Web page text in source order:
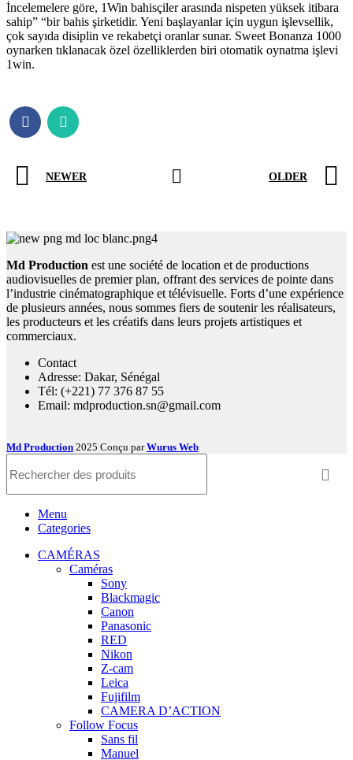
İncelemelere göre, 1Win bahisçiler arasında nispeten yüksek itibara
sahip” “bir bahis şirketidir. Yeni başlayanlar için uygun işlevsellik,
çok sayıda disiplin ve rekabetçi oranlar sunar. Sweet Bonanza 1000
oynarken tıklanacak özel özelliklerden biri otomatik oynatma işlevi
1win.
NEWER OLDER
Md Production est une société de location et de productions
audiovisuelles de premier plan, offrant des services de pointe dans
l’industrie cinématographique et télévisuelle. Forts d’une expérience
de plusieurs années, nous sommes fiers de soutenir les réalisateurs,
les producteurs et les créatifs dans leurs projets artistiques et
commerciaux.
Contact
Adresse: Dakar, Sénégal
Tél: (+221) 77 376 87 55
Email: mdproduction.sn@gmail.com
Md Production 2025 Conçu parWurus Web
Menu
Categories
CAMÉRAS
Caméras
Sony
Blackmagic
Canon
Panasonic
RED
Nikon
Z-cam
Leica
Fujifilm
CAMERA D’ACTION
Follow Focus
Sans fil
Manuel